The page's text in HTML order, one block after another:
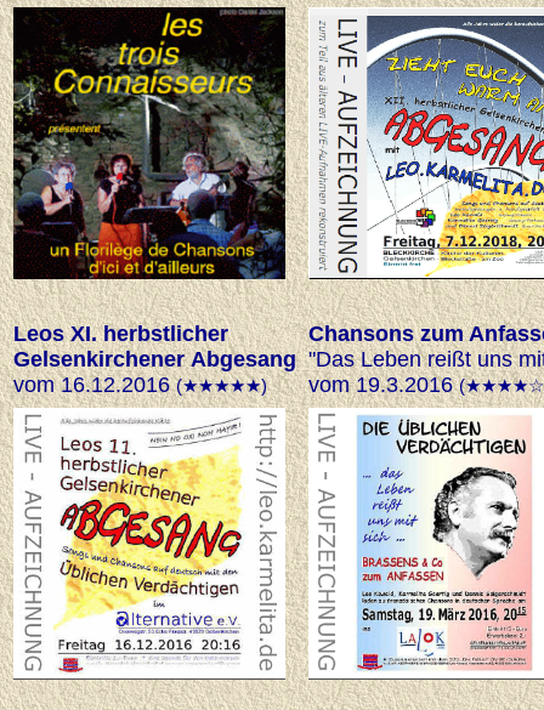
Leos XI. herbstlicher
Gelsenkirchener Abgesang
vom 16.12.2016(★★★★★)
Chansons zum
"Das Leben reißt uns
vom 19.3.2016